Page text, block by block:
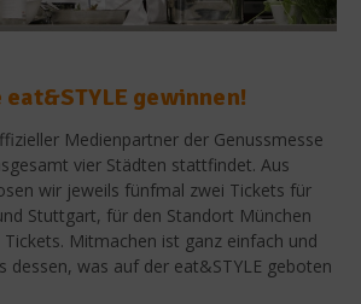
gewinnen!
Medienpartner der Genussmesse
vier Städten stattfindet. Aus
wir jeweils fünfmal zwei Tickets für
Stuttgart, für den Standort München
Mitmachen ist ganz einfach und
dessen, was auf der eat&STYLE geboten